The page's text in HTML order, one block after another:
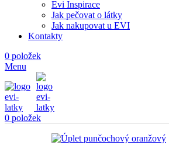
Evi Inspirace
Jak pečovat o látky
Jak nakupovat u EVI
Kontakty
0 položek
Menu
0 položek